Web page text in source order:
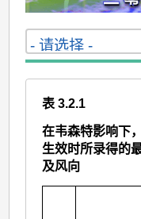
表 3.2.1
在韦森特影响下
生效时所录得的
及风向